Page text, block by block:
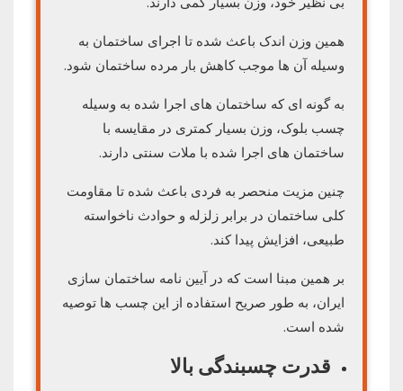
همین وزن اندک باعث شده تا اجرای ساختمان به
وسیله آن ها موجب کاهش بار مرده ساختمان شود.
به گونه ای که ساختمان های اجرا شده به وسیله
چسب بلوک، وزن بسیار کمتری در مقایسه با
ساختمان های اجرا شده با ملات سنتی دارند.
چنین مزیت منحصر به فردی باعث شده تا مقاومت
کلی ساختمان در برابر زلزله و حوادث ناخواسته
طبیعی، افزایش پیدا کند.
بر همین مبنا است که در آیین نامه ساختمان سازی
ایران، به طور صریح استفاده از این چسب ها توصیه
شده است.
قدرت چسبندگی بالا